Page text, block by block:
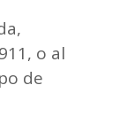
o al
de